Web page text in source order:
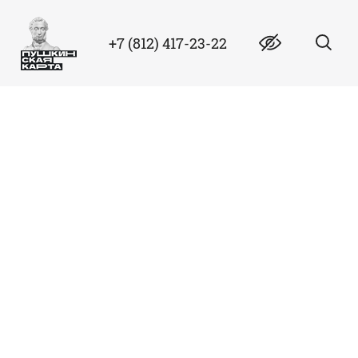
+7 (812) 417-23-22